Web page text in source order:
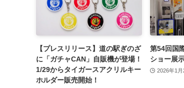
【プレスリリース】道の駅ぎのざ
に「ガチャCAN」自販機が登場！
1/29からタイガースアクリルキー
ホルダー販売開始！
第54回国
ショー展
2026年1月